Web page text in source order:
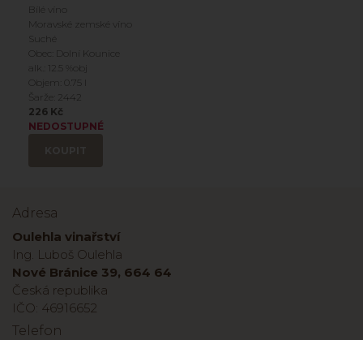
Bílé víno
Moravské zemské víno
Suché
Obec: Dolní Kounice
alk.: 12.5 %obj
Objem: 0.75 l
Šarže: 2442
226 Kč
NEDOSTUPNÉ
Adresa
Oulehla vinařství
Ing. Luboš Oulehla
Nové Bránice 39, 664 64
Česká republika
IČO: 46916652
Telefon